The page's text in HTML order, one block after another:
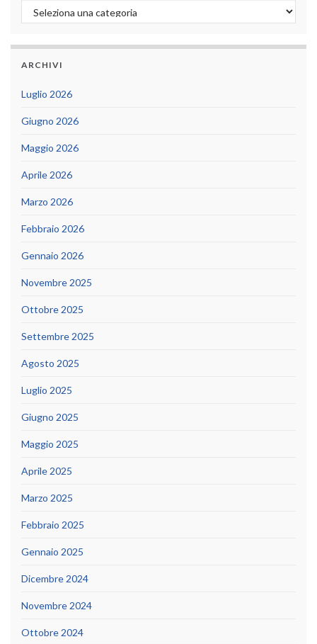
Categorie
ARCHIVI
Luglio 2026
Giugno 2026
Maggio 2026
Aprile 2026
Marzo 2026
Febbraio 2026
Gennaio 2026
Novembre 2025
Ottobre 2025
Settembre 2025
Agosto 2025
Luglio 2025
Giugno 2025
Maggio 2025
Aprile 2025
Marzo 2025
Febbraio 2025
Gennaio 2025
Dicembre 2024
Novembre 2024
Ottobre 2024